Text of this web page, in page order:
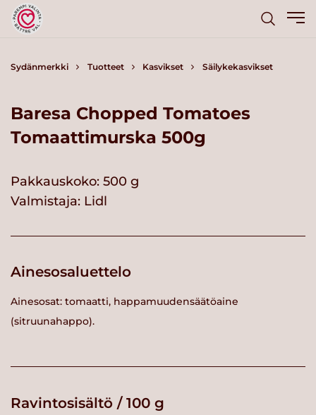
Sydänmerkki Tuotteet Kasvikset Säilykekasvikset
Baresa Chopped Tomatoes
Tomaattimurska 500g
Pakkauskoko: 500 g
Valmistaja: Lidl
Ainesosaluettelo
Ainesosat: tomaatti, happamuudensäätöaine
(sitruunahappo).
Ravintosisältö / 100 g